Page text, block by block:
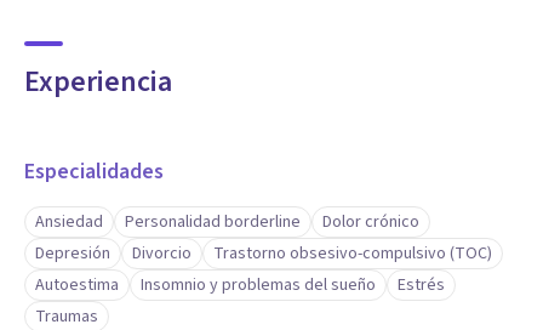
Experiencia
Especialidades
Ansiedad Personalidad borderline
Dolor crónico
Depresión
Divorcio
Trastorno obsesivo-compulsivo (TOC)
Autoestima
Insomnio y problemas del sueño
Estrés
Traumas